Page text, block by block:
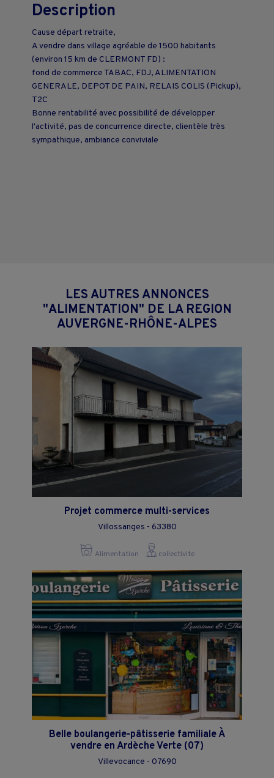
Description
Cause départ retraite,
A vendre dans village agréable de 1500 habitants
(environ 15 km de CLERMONT FD) :
fond de commerce TABAC, FDJ, ALIMENTATION
GENERALE, DEPOT DE PAIN, RELAIS COLIS (Pickup),
T2C
Bonne rentabilité avec possibilité de développer
l'activité, pas de concurrence directe, clientèle très
sympathique, ambiance conviviale
LES AUTRES ANNONCES
"ALIMENTATION" DE LA REGION
AUVERGNE-RHÔNE-ALPES
Projet commerce multi-services
Villossanges - 63380
Alimentation collectivite
Belle boulangerie-pâtisserie familiale À
vendre en Ardèche Verte (07)
Villevocance - 07690